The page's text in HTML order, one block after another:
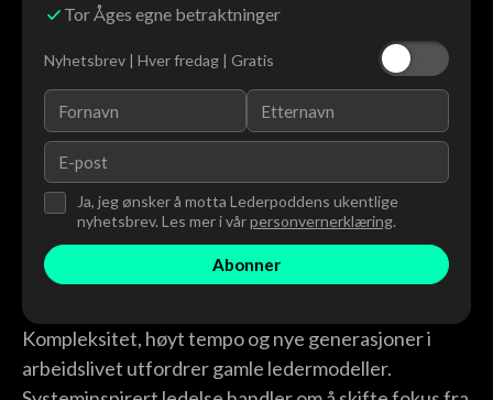
Tor Åges egne betraktninger
Nyhetsbrev | Hver fredag | Gratis
Ja, jeg ønsker å motta Lederpoddens ukentlige
nyhetsbrev. Les mer i vårpersonvernerklæring.
Kompleksitet, høyt tempo og nye generasjoner i
arbeidslivet utfordrer gamle ledermodeller.